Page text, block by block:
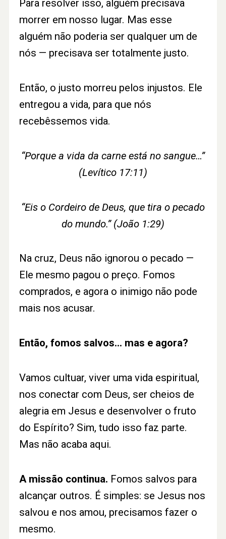
Para resolver isso, alguém precisava
morrer em nosso lugar. Mas esse
alguém não poderia ser qualquer um de
nós — precisava ser totalmente justo.
Então, o justo morreu pelos injustos. Ele
entregou a vida, para que nós
recebêssemos vida.
“Porque a vida da carne está no sangue…”
(Levítico 17:11)
“Eis o Cordeiro de Deus, que tira o pecado
do mundo.” (João 1:29)
Na cruz, Deus não ignorou o pecado —
Ele mesmo pagou o preço. Fomos
comprados, e agora o inimigo não pode
mais nos acusar.
Então, fomos salvos… mas e agora?
Vamos cultuar, viver uma vida espiritual,
nos conectar com Deus, ser cheios de
alegria em Jesus e desenvolver o fruto
do Espírito? Sim, tudo isso faz parte.
Mas não acaba aqui.
A missão continua. Fomos salvos para
alcançar outros. É simples: se Jesus nos
salvou e nos amou, precisamos fazer o
mesmo.